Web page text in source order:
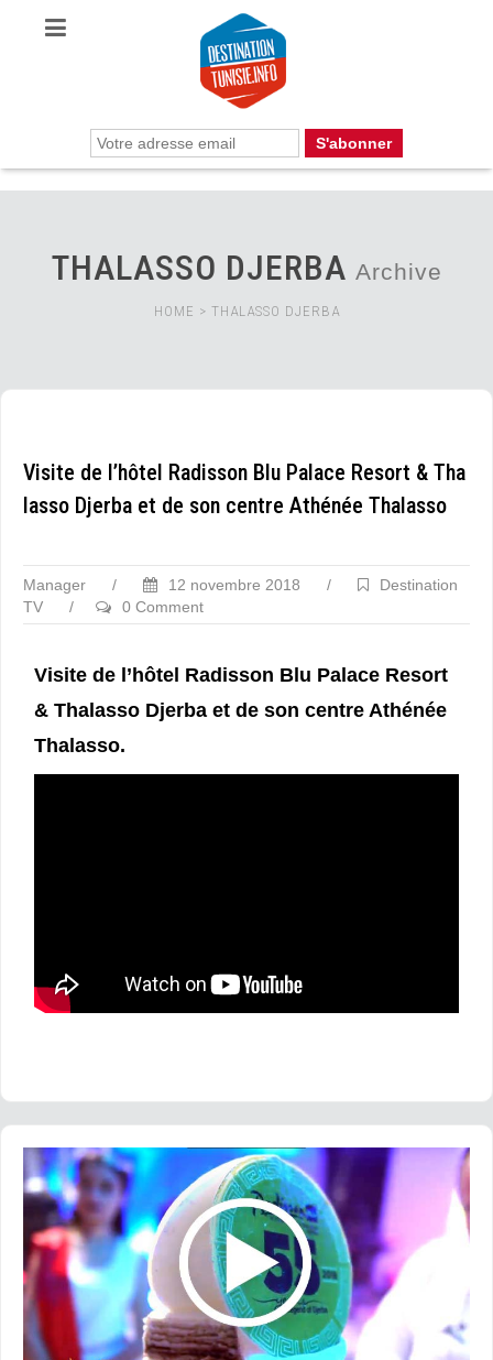
THALASSO DJERBA Archive
HOME > THALASSO DJERBA
Visite de l’hôtel Radisson Blu Palace Resort & Tha
lasso Djerba et de son centre Athénée Thalasso
Manager / 12 novembre 2018 /
Destination
TV
/ 0 Comment
Visite de l’hôtel Radisson Blu Palace Resort
& Thalasso Djerba et de son centre Athénée
Thalasso.